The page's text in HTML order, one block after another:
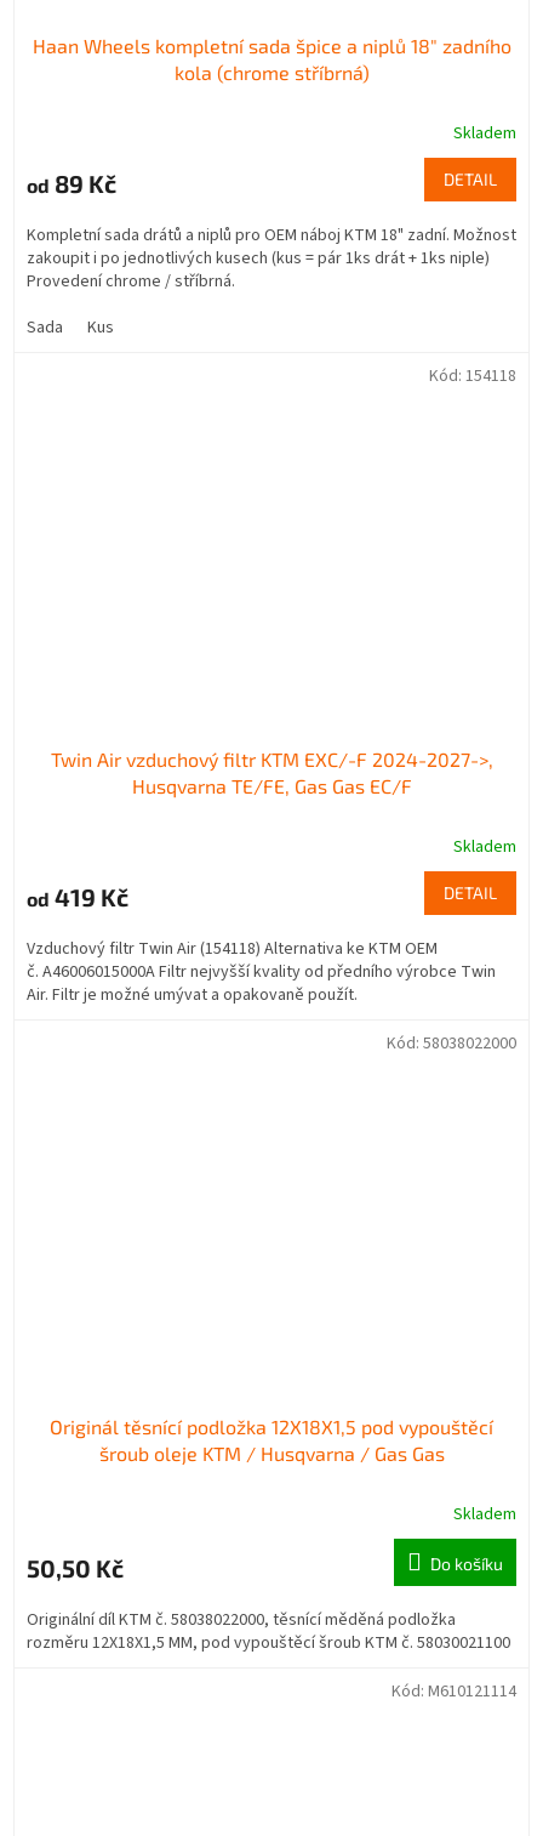
Haan Wheels kompletní sada špice a niplů 18" zadního
kola (chrome stříbrná)
Skladem
od 89 Kč DETAIL
Kompletní sada drátů a niplů pro OEM náboj KTM 18" zadní. Možnost
zakoupit i po jednotlivých kusech (kus = pár 1ks drát + 1ks niple)
Provedení chrome / stříbrná.
Sada
Kus
Twin Air vzduchový filtr KTM EXC/-F 2024-2027->,
Husqvarna TE/FE, Gas Gas EC/F
Skladem
od 419 Kč DETAIL
Vzduchový filtr Twin Air (154118) Alternativa ke KTM OEM
č. A46006015000A Filtr nejvyšší kvality od předního výrobce Twin
Air. Filtr je možné umývat a opakovaně použít.
Kód: 154118
Originál těsnící podložka 12X18X1,5 pod vypouštěcí
šroub oleje KTM / Husqvarna / Gas Gas
Skladem
50,50 Kč Do košíku
Originální díl KTM č. 58038022000, těsnící měděná podložka
rozměru 12X18X1,5 MM, pod vypouštěcí šroub KTM č. 58030021100
Kód: 58038022000
Kód: M610121114